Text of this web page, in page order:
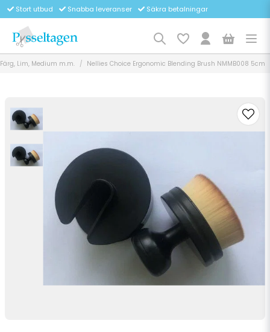
Stort utbud Snabba leveranser Säkra betalningar
Färg, Lim, Medium m.m. Nellies Choice Ergonomic Blending Brush NMMB008 5cm